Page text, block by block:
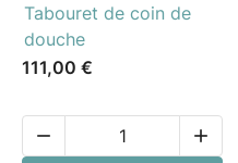
Tabouret de coin de
douche
111,00 €

